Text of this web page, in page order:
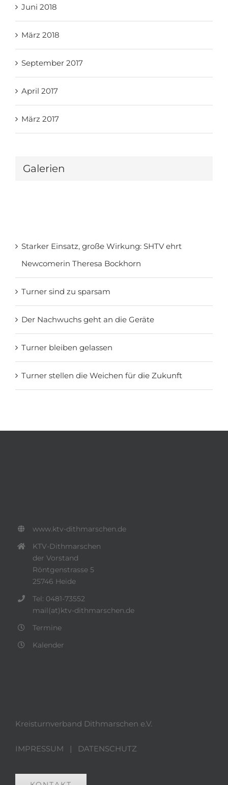
Juni 2018
März 2018
September 2017
April 2017
März 2017
Galerien
Starker Einsatz, große Wirkung: SHTV ehrt
Newcomerin Theresa Bockhorn
Turner sind zu sparsam
Der Nachwuchs geht an die Geräte
Turner bleiben gelassen
Turner stellen die Weichen für die Zukunft
www.ktv-dithmarschen.de
KTV-Dithmarschen
der Vorstand
Röntgenstrasse 5
25746 Heide
Tel: 0481-73552
mail(at)ktv-dithmarschen.de
Termine
Kalender
Kreisturnverband Dithmarschen e.V.
IMPRESSUM | DATENSCHUTZ